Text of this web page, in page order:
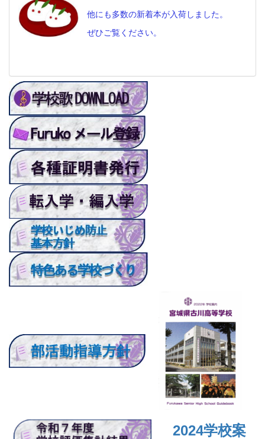
他にも多数の新着本が入荷しました。
ぜひご覧ください。
2024学校案